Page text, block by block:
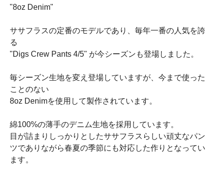
"8oz Denim"
ササフラスの定番のモデルであり、毎年一番の人気を誇
る
"Digs Crew Pants 4/5" が今シーズンも登場しました。
毎シーズン生地を変え登場していますが、今まで使った
ことのない
8oz Denimを使用して製作されています。
綿100%の薄手のデニム生地を採用しています。
目が詰まりしっかりとしたササフラスらしい頑丈なパン
ツでありながら春夏の季節にも対応した作りとなってい
ます。